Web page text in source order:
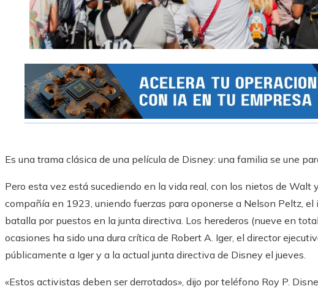
Es una trama clásica de una película de Disney: una familia se une
Pero esta vez está sucediendo en la vida real, con los nietos de Walt
compañía en 1923, uniendo fuerzas para oponerse a Nelson Peltz,
batalla por puestos en la junta directiva. Los herederos (nueve en
ocasiones ha sido una dura crítica de Robert A. Iger, el director
públicamente a Iger y a la actual junta directiva de Disney el jueves.
«Estos activistas deben ser derrotados», dijo por teléfono Roy P.